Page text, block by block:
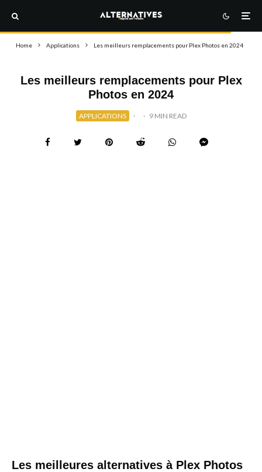
Home Applications Les meilleurs remplacements pour Plex Photos en 2024
Les meilleurs remplacements pour Plex
Photos en 2024
APPLICATIONS · · 9 MIN READ
Les meilleures alternatives à Plex Photos